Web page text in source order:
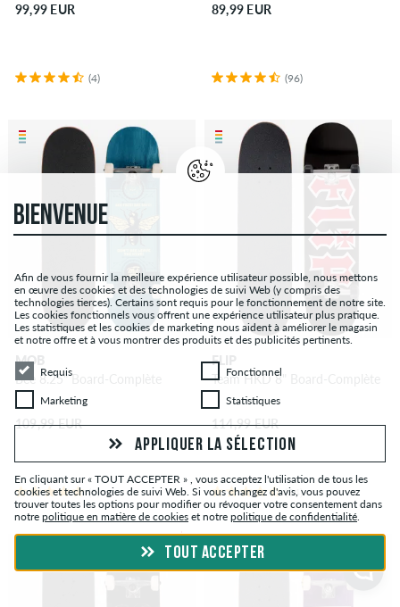
99,99 EUR
(4)
89,99 EUR
(96)
MOB
Bee 8.25" Board-Complète
109,99 EUR
(5)
FLIP
Team HKD 8" Board-Complète
114,99 EUR
(34)
– 11 %
BIENVENUE
Afin de vous fournir la meilleure expérience utilisateur possible, nous mettons
en œuvre des cookies et des technologies de suivi Web (y compris des
technologies tierces). Certains sont requis pour le fonctionnement de notre site.
Les cookies fonctionnels vous offrent une expérience utilisateur plus pratique.
Les statistiques et les cookies de marketing nous aident à améliorer le magasin
et notre offre et à vous montrer des produits et des publicités pertinents.
RequisRequis Fonctionnel
Fonctionnel
MarketingMarketing Statistiques
Statistiques
APPLIQUER LA SÉLECTION
En cliquant sur « TOUT ACCEPTER » , vous acceptez l'utilisation de tous les
cookies et technologies de suivi Web. Si vous changez d'avis, vous pouvez
trouver toutes les options pour modifier ou révoquer votre consentement dans
notre politique en matière de cookies et notre politique de confidentialité.
TOUT ACCEPTER